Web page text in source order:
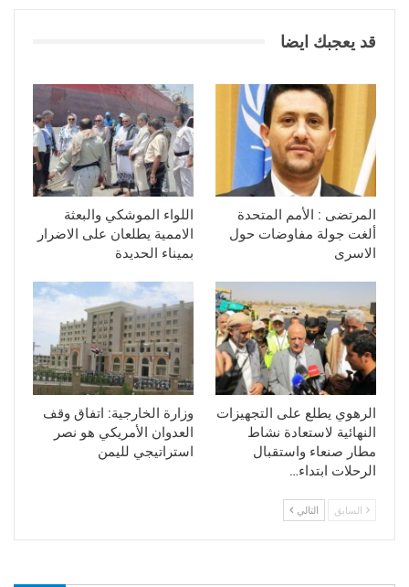
قد يعجبك ايضا
المرتضى : الأمم المتحدة
ألغت جولة مفاوضات حول
الاسرى
اللواء الموشكي والبعثة
الاممية يطلعان على الاضرار
بميناء الحديدة
الرهوي يطلع على التجهيزات
النهائية لاستعادة نشاط
مطار صنعاء واستقبال
الرحلات ابتداء…
وزارة الخارجية: اتفاق وقف
العدوان الأمريكي هو نصر
استراتيجي لليمن
السابق التالي